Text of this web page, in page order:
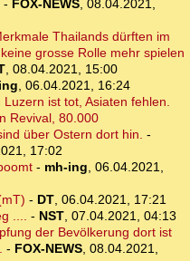
- FOX-NEWS, 08.04.2021,
Thailands dürften im
grosse Rolle mehr spielen
, 08.04.2021, 15:00
, 06.04.2021, 16:24
Luzern ist tot, Asiaten fehlen.
Revival, 80.000
über Ostern dort hin. -
17:02
- mh-ing, 06.04.2021,
- DT, 06.04.2021, 17:21
.... - NST, 07.04.2021, 04:13
der Bevölkerung dort ist
- FOX-NEWS, 08.04.2021,